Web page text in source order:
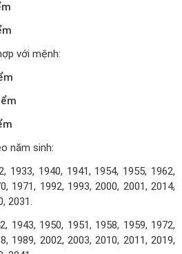
với mệnh:
năm sinh:
1933, 1940, 1941, 1954, 1955, 1962,
1971, 1992, 1993, 2000, 2001, 2014,
2031.
1943, 1950, 1951, 1958, 1959, 1972,
1989, 2002, 2003, 2010, 2011, 2019,